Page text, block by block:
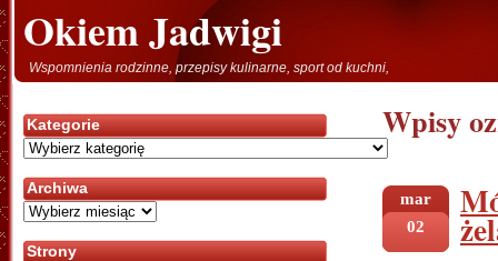
Okiem Jadwigi
Wspomnienia rodzinne, przepisy kulinarne, sport od kuchni,
Wpisy
mar
02
Kategorie
Kategorie
Archiwa
Archiwa
Strony